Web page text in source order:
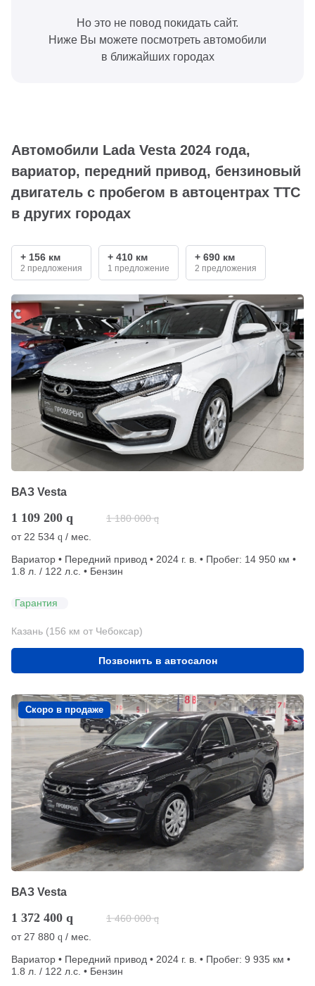
Но это не повод покидать сайт.
Ниже Вы можете посмотреть автомобили
в ближайших городах
Автомобили Lada Vesta 2024 года,
вариатор, передний привод, бензиновый
двигатель с пробегом в автоцентрах ТТС
в других городах
+ 156 км
2 предложения
+ 410 км
1 предложение
+ 690 км
2 предложения
ВАЗ Vesta
1 109 200 q 1 180 000 q
от 22 534 q / мес.
Вариатор • Передний привод • 2024 г. в. • Пробег: 14 950 км •
1.8 л. / 122 л.с. • Бензин
Гарантия
Казань (156 км от Чебоксар)
Позвонить в автосалон
Скоро в продаже
ВАЗ Vesta
1 372 400 q 1 460 000 q
от 27 880 q / мес.
Вариатор • Передний привод • 2024 г. в. • Пробег: 9 935 км •
1.8 л. / 122 л.с. • Бензин